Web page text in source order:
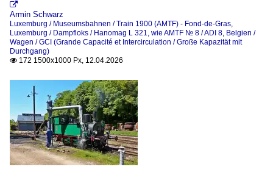

Armin Schwarz
Luxemburg / Museumsbahnen / Train 1900 (AMTF) - Fond-de-Gras,
Luxemburg / Dampfloks / Hanomag L 321, wie AMTF № 8 / ADI 8, Belgien /
Wagen / GCI (Grande Capacité et Intercirculation / Große Kapazität mit
Durchgang)
 172 1500x1000 Px, 12.04.2026